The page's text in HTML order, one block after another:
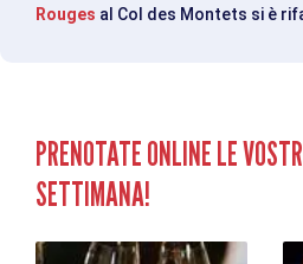
Rouges al Col des Montets si è
PRENOTATE ONLINE LE
SETTIMANA!